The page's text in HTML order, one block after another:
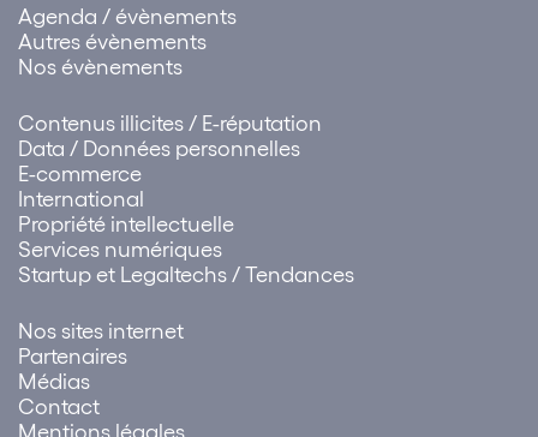
Agenda / évènements
Autres évènements
Nos évènements
Contenus illicites / E-réputation
Data / Données personnelles
E-commerce
International
Propriété intellectuelle
Services numériques
Startup et Legaltechs / Tendances
Nos sites internet
Partenaires
Médias
Contact
Mentions légales